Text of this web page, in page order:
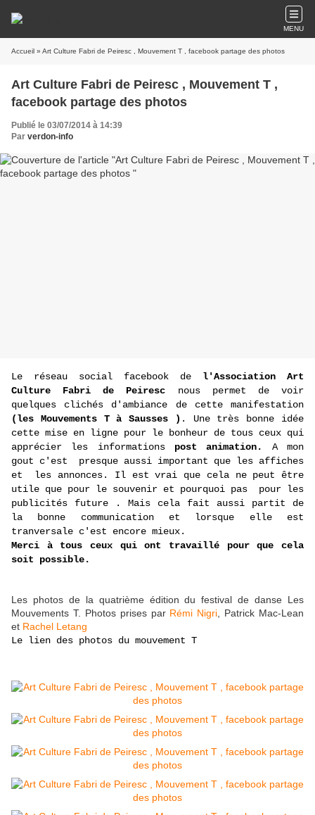
MENU
Accueil » Art Culture Fabri de Peiresc , Mouvement T , facebook partage des photos
Art Culture Fabri de Peiresc , Mouvement T ,
facebook partage des photos
Publié le 03/07/2014 à 14:39
Par verdon-info
Le réseau social facebook de l'Association Art
Culture Fabri de Peiresc nous permet de voir
quelques clichés d'ambiance de cette manifestation
(les Mouvements T à Sausses ) . Une très bonne idée
cette mise en ligne pour le bonheur de tous ceux qui
apprécier les informations post animation.
A mon
gout c'est presque aussi important que les affiches
et les annonces. Il est vrai que cela ne peut être
utile que pour le souvenir et pourquoi pas pour les
publicités future . Mais cela fait aussi partit de
la bonne communication et lorsque elle est
tranversale c'est encore mieux.
Merci à tous ceux qui ont travaillé pour que cela
soit possible.
Les photos de la quatrième édition du festival de danse Les
Mouvements T. Photos prises par Rémi Nigri , Patrick Mac-Lean
et Rachel Letang
Le lien des photos du mouvement T